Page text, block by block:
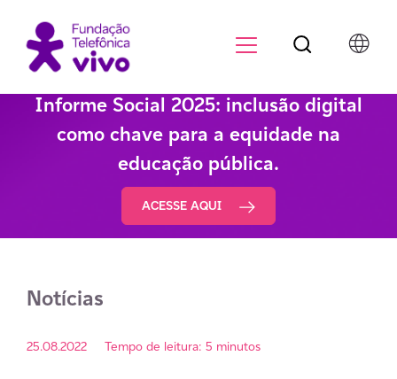
Informe Social 2025: inclusão digital
como chave para a equidade na
educação pública.
ACESSE AQUI
Notícias
25.08.2022 Tempo de leitura: 5 minutos
Botão de